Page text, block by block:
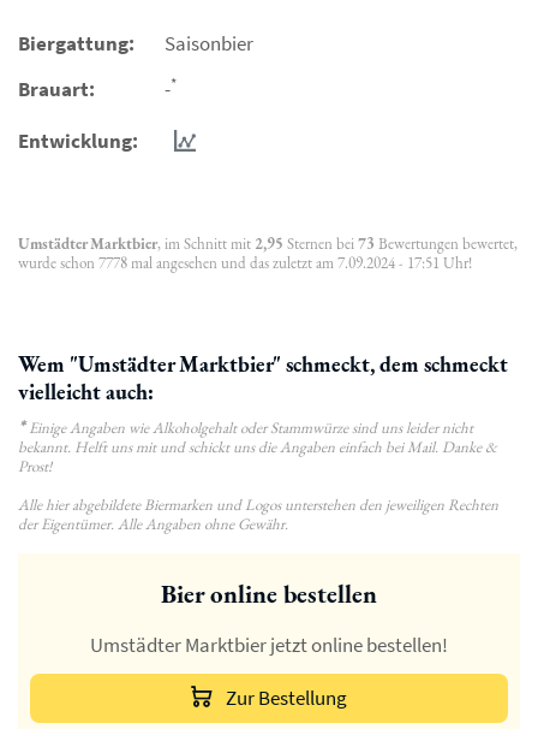
Biergattung:
Saisonbier
Brauart:
-*
Entwicklung:
Umstädter Marktbier, im Schnitt mit 2,95 Sternen bei73 Bewertungen bewertet,
wurde schon 7778 mal angesehen und das zuletzt am 7.09.2024 - 17:51 Uhr!
Wem "Umstädter Marktbier" schmeckt, dem schmeckt
vielleicht auch:
*Einige Angaben wie Alkoholgehalt oder Stammwürze sind uns leider nicht
bekannt. Helft uns mit und schickt uns die Angaben einfach bei Mail. Danke &
Prost!
Alle hier abgebildete Biermarken und Logos unterstehen den jeweiligen Rechten
der Eigentümer. Alle Angaben ohne Gewähr.
Bier online bestellen
Umstädter Marktbier jetzt online bestellen!
Zur Bestellung